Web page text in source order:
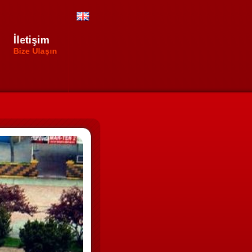
İletişim
Bize Ulaşın